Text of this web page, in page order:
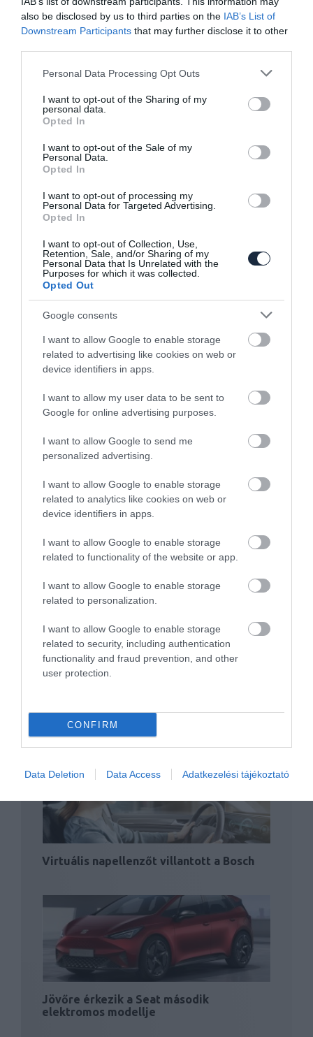
also be disclosed by us to third parties on the IAB’s List of
Downstream Participants that may further disclose it to other
Please note that this website/app uses one or more Google
not limited to your visit or usage behaviour. You may click to
grant or deny consent to Google and its third-party tags to
use your data for below specified purposes in below Google
consent section.
Personal Data Processing Opt Outs
I want to opt-out of the Sharing of my
personal data.
Opted In
I want to opt-out of the Sale of my
Personal Data.
Opted In
I want to opt-out of processing my
Personal Data for Targeted Advertising.
Opted In
I want to opt-out of Collection, Use,
Retention, Sale, and/or Sharing of my
Personal Data that Is Unrelated with the
Purposes for which it was collected.
Opted Out
Google consents
I want to allow Google to enable storage
related to advertising like cookies on web or
device identifiers in apps.
I want to allow my user data to be sent to
Google for online advertising purposes.
I want to allow Google to send me
personalized advertising.
I want to allow Google to enable storage
related to analytics like cookies on web or
device identifiers in apps.
I want to allow Google to enable storage
related to functionality of the website or app.
I want to allow Google to enable storage
related to personalization.
I want to allow Google to enable storage
related to security, including authentication
functionality and fraud prevention, and other
user protection.
CONFIRM
Data Deletion Data Access Adatkezelési tájékoztató
Olcsó elektromos autót tervez a
Volkswagen
Ford alapokra építkezik a következő
Volkswagen Amarok
A Mercedes már alkalmazhatja
hivatalosan a 4-es…
Gigantikus elektromos modellt jelentett
Magukat mosatják le a jövő autói a most
kiszivárgott…
Virtuális napellenzőt villantott a Bosch
Jövőre érkezik a Seat második
elektromos modellje